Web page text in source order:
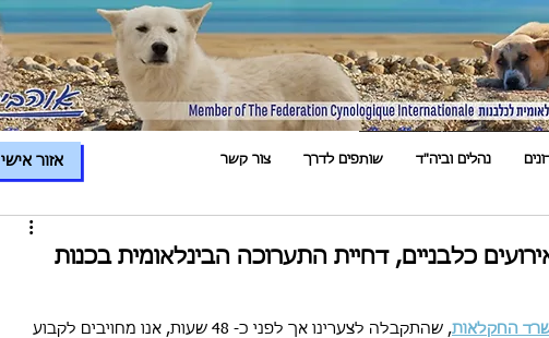
אזור אישי נהלים וביה"ד שותפים לדרך צור קשר
כלבניים, דחיית התערוכה הבינלאומית בכנות
החקלאות
, שהתקבלה לצערינו אך לפני כ- 48 שעות, אנו מחויבים לקבוע